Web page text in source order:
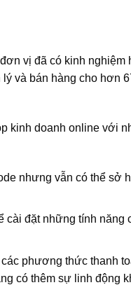
vị đã có kinh nghiệm
và bán hàng cho hơn
kinh doanh online với
nhưng vẫn có thể sở
đặt những tính năng
phương thức thanh
có thêm sự linh động